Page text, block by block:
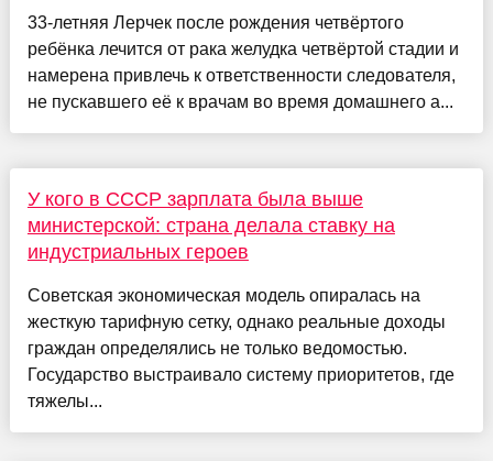
33-летняя Лерчек после рождения четвёртого
ребёнка лечится от рака желудка четвёртой стадии и
намерена привлечь к ответственности следователя,
не пускавшего её к врачам во время домашнего а...
У кого в СССР зарплата была выше
министерской: страна делала ставку на
индустриальных героев
Советская экономическая модель опиралась на
жесткую тарифную сетку, однако реальные доходы
граждан определялись не только ведомостью.
Государство выстраивало систему приоритетов, где
тяжелы...